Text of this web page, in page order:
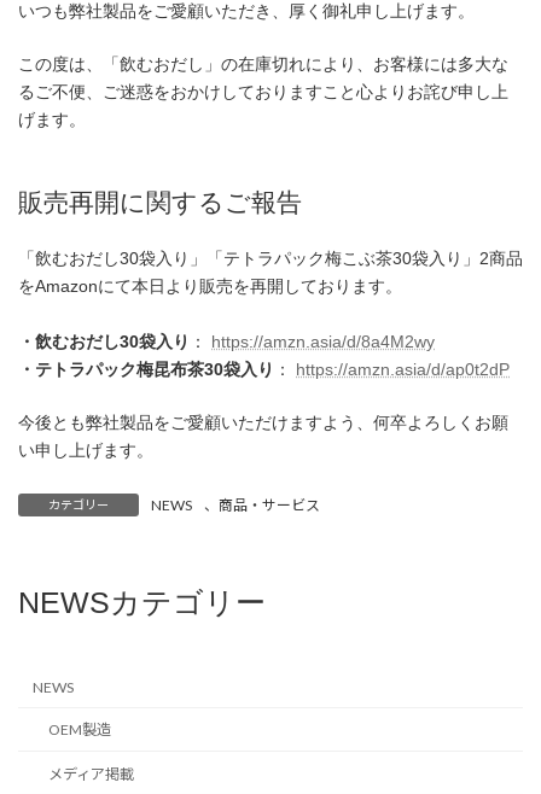
いつも弊社製品をご愛顧いただき、厚く御礼申し上げます。
この度は、「飲むおだし」の在庫切れにより、お客様には多大な
るご不便、ご迷惑をおかけしておりますこと心よりお詫び申し上
げます。
販売再開に関するご報告
「飲むおだし30袋入り」「テトラパック梅こぶ茶30袋入り」2商品
をAmazonにて本日より販売を再開しております。
・飲むおだし30袋入り ： https://amzn.asia/d/8a4M2wy
・テトラパック梅昆布茶30袋入り ： https://amzn.asia/d/ap0t2dP
今後とも弊社製品をご愛顧いただけますよう、何卒よろしくお願
い申し上げます。
カテゴリー NEWS 、 商品・サービス
NEWSカテゴリー
NEWS
OEM製造
メディア掲載